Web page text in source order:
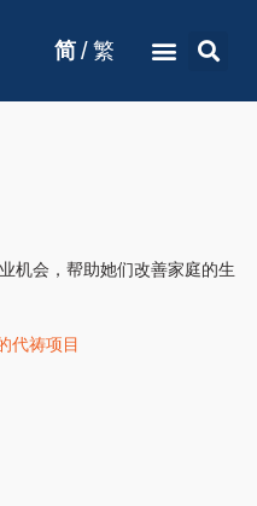
简 / 繁
机会，帮助她们改善家庭的生
代祷项目